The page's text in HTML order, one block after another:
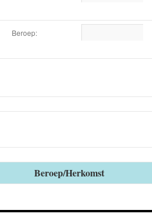
Beroep:
Beroep/Herkomst